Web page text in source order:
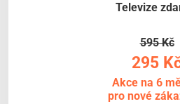
Televize
595 Kč
295
Akce na 6
pro nové